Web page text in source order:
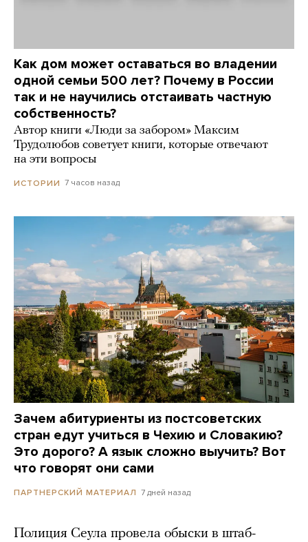
Как дом может оставаться во владении
одной семьи 500 лет? Почему в России
так и не научились отстаивать частную
собственность?
Автор книги «Люди за забором» Максим
Трудолюбов советует книги, которые отвечают
на эти вопросы
ИСТОРИИ 7 часов назад
Зачем абитуриенты из постсоветских
стран едут учиться в Чехию и Словакию?
Это дорого? А язык сложно выучить? Вот
что говорят они сами
ПАРТНЕРСКИЙ МАТЕРИАЛ 7 дней назад
Полиция Сеула провела обыски в штаб-